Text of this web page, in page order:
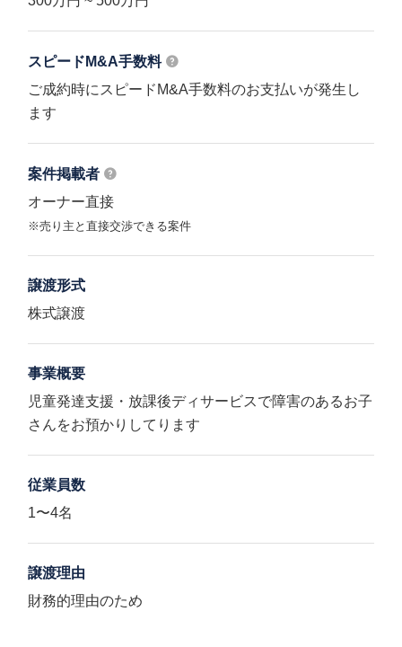
スピードM&A手数料
ご成約時にスピードM&A手数料のお支払いが発生し
ます
案件掲載者
オーナー直接
※売り主と直接交渉できる案件
譲渡形式
株式譲渡
事業概要
児童発達支援・放課後ディサービスで障害のあるお子
さんをお預かりしてります
従業員数
1〜4名
譲渡理由
財務的理由のため